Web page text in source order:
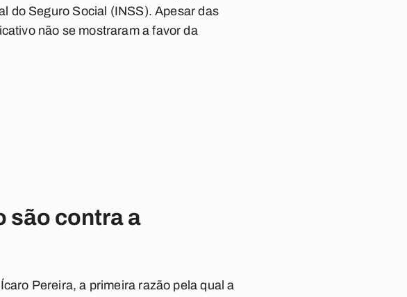
do Seguro Social (INSS). Apesar das
não se mostraram a favor da
são contra a
Pereira, a primeira razão pela qual a